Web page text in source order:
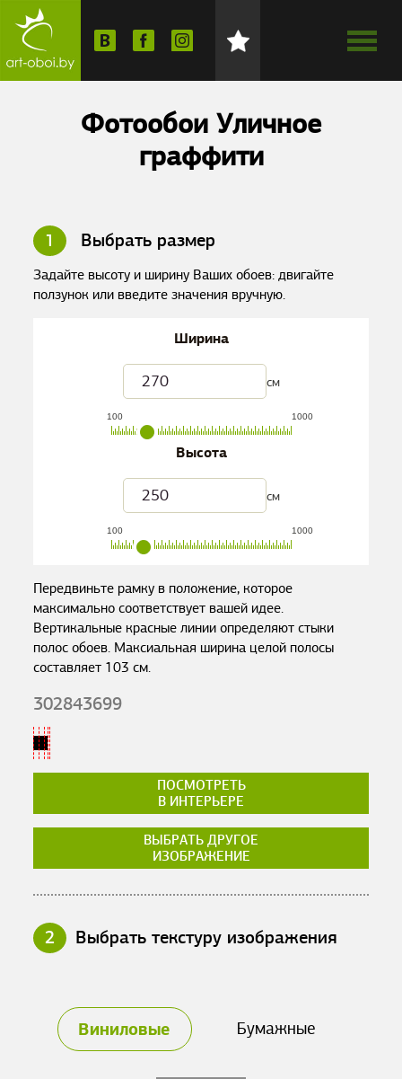
Фотообои Уличное
граффити
1 Выбрать размер
Задайте высоту и ширину Ваших обоев: двигайте
ползунок или введите значения вручную.
Ширина
см
100 1000
Высота
см
100 1000
Передвиньте рамку в положение, которое
максимально соответствует вашей идее.
Вертикальные красные линии определяют стыки
полос обоев. Максиальная ширина целой полосы
составляет 103 см.
302843699
ПОСМОТРЕТЬ
В ИНТЕРЬЕРЕ
ВЫБРАТЬ ДРУГОЕ
ИЗОБРАЖЕНИЕ
2 Выбрать текстуру изображения
Виниловые Бумажные